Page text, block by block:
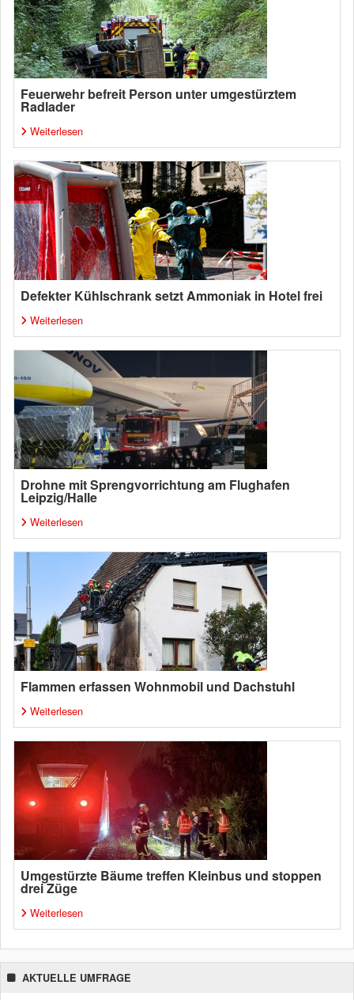
Feuerwehr befreit Person unter umgestürztem
Radlader
Weiterlesen
Defekter Kühlschrank setzt Ammoniak in Hotel frei
Weiterlesen
Drohne mit Sprengvorrichtung am Flughafen
Leipzig/Halle
Weiterlesen
Flammen erfassen Wohnmobil und Dachstuhl
Weiterlesen
Umgestürzte Bäume treffen Kleinbus und stoppen
drei Züge
Weiterlesen
AKTUELLE UMFRAGE